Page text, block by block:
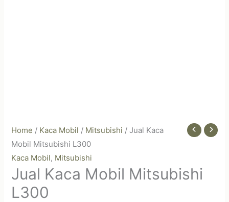
Home / Kaca Mobil / Mitsubishi / Jual Kaca
Mobil Mitsubishi L300
Kaca Mobil, Mitsubishi
Jual Kaca Mobil Mitsubishi
L300